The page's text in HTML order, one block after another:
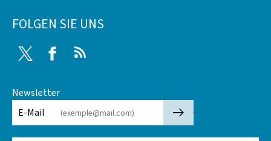
FOLGEN SIE UNS
Twitter Facebook
Newsletter
E-Mail
🡒